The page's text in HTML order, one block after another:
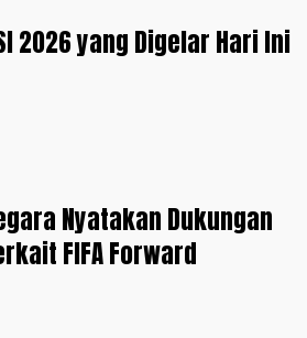
2026 yang Digelar Hari Ini
Nyatakan Dukungan
FIFA Forward